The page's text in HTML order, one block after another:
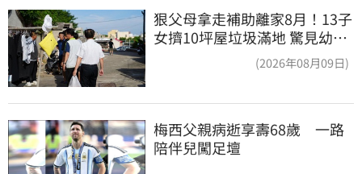
狠父母拿走補助離家8月！13子
女擠10坪屋垃圾滿地 驚見幼童
(2026年08月09日)
梅西父親病逝享壽68歲　一路
陪伴兒闖足壇